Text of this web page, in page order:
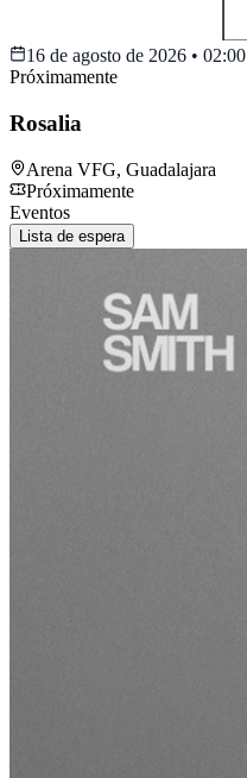
16 de agosto de 2026 • 02:00
Próximamente
Rosalia
Arena VFG, Guadalajara
Próximamente
Eventos
Lista de espera